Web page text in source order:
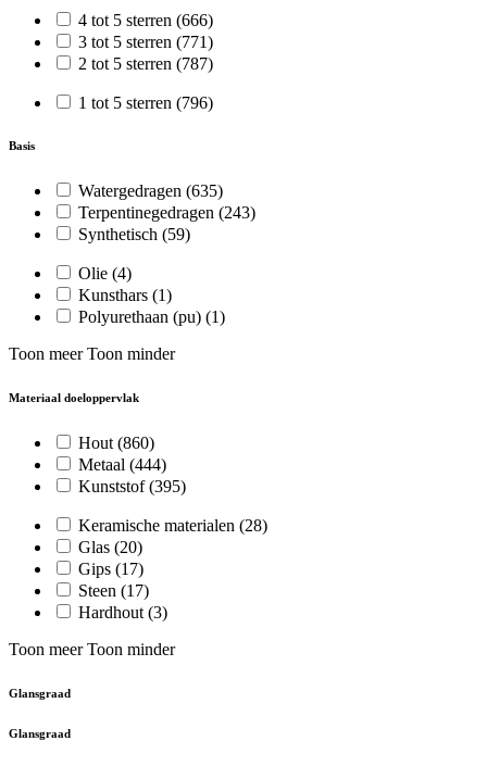
4 tot 5 sterren (666)
3 tot 5 sterren (771)
2 tot 5 sterren (787)
1 tot 5 sterren (796)
Basis
Watergedragen (635)
Terpentinegedragen (243)
Synthetisch (59)
Olie (4)
Kunsthars (1)
Polyurethaan (pu) (1)
Toon meer Toon minder
Materiaal doeloppervlak
Hout (860)
Metaal (444)
Kunststof(395)
Keramische materialen (28)
Glas (20)
Gips (17)
Steen (17)
Hardhout (3)
Toon meer Toon minder
Glansgraad
Glansgraad